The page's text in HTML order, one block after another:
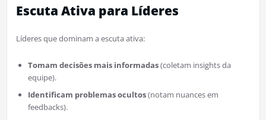
Escuta Ativa para Líderes
Líderes que dominam a escuta ativa:
Tomam decisões mais informadas(coletam insights da
equipe).
Identificam problemas ocultos(notam nuances em
feedbacks).